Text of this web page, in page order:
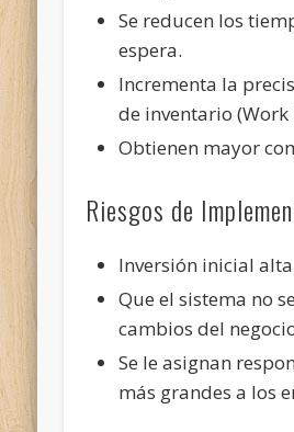
Se reducen los
espera.
Incrementa la
de inventario (Work
Obtienen mayor
Riesgos de
Inversión inicial
Que el sistema no
cambios del
Se le asignan
más grandes a los